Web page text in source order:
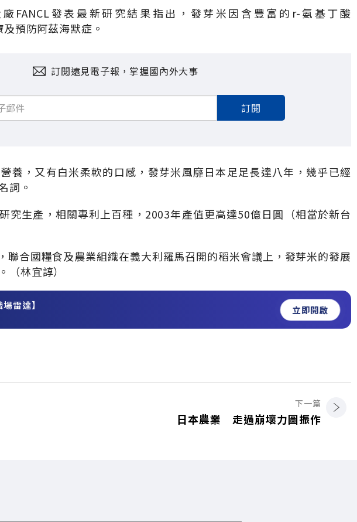
FANCL發表最新研究結果指出，發芽米因含豐富的r-氨基丁酸
及預防阿茲海默症。
訂閱遠見電子報，掌握國內外大事
訂閱
養，又有白米柔軟的口感，發芽米風靡日本足足長達八年，幾乎已經
詞。
究生產，相關專利上百種，2003年產值更高達50億日圓（相當於新台
聯合國糧食及農業組織在義大利羅馬召開的稻米會議上，發芽米的發展
（林宜諄）
雷達】 立即開啟
下一篇
日本農業 走過崩壞力圖振作